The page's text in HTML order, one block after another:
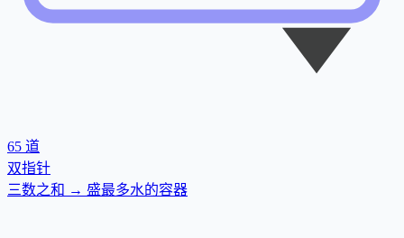
65 道
双指针
三数之和 → 盛最多水的容器